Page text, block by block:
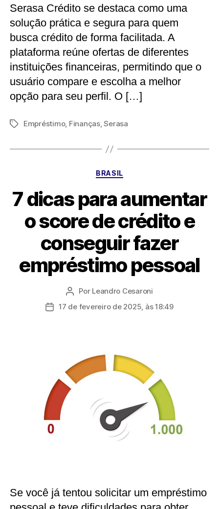
Serasa Crédito se destaca como uma
solução prática e segura para quem
busca crédito de forma facilitada. A
plataforma reúne ofertas de diferentes
instituições financeiras, permitindo que o
usuário compare e escolha a melhor
opção para seu perfil. O […]
TagsEmpréstimo, Finanças,Serasa
Categorias
BRASIL
7 dicas para aumentar
o score de crédito e
conseguir fazer
empréstimo pessoal
Autor
do
Por Leandro Cesaroni
Data17 de fevereiro de 2025, às 18:49
Se você já tentou solicitar um empréstimo